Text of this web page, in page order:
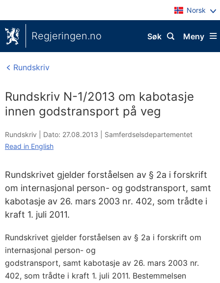
Norsk
Regjeringen.no Meny
Søk
Rundskriv
Rundskriv N-1/2013 om kabotasje
innen godstransport på veg
Rundskriv | Dato: 27.08.2013
Samferdselsdepartementet
Read in English
Rundskrivet gjelder forståelsen av § 2a i forskrift
om internasjonal person- og godstransport, samt
kabotasje av 26. mars 2003 nr. 402, som trådte i
kraft 1. juli 2011.
Rundskrivet gjelder forståelsen av § 2a i forskrift om
internasjonal person- og
godstransport, samt kabotasje av 26. mars 2003 nr.
402, som trådte i kraft 1. juli 2011. Bestemmelsen